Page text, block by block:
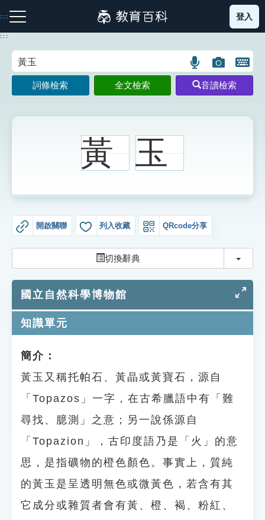
到
主
:::
注音索引圖示 筆畫索引圖示 部首索引表圖示
生字詞彙表
知識索引
單字索引
遊戲專區
教學應用
貓頭鷹博士
登入
:::
語
言
搜
圖
片
搜
開
鍵
圖
詞條檢索 全文檢索 音讀檢索
黃 玉
開啟關聯 列入收藏 QRcode分享
切換辭典 切換
國立自然科學博物館
知識單元
簡介：
黃玉又稱托帕石、黃晶或黃寶石，源自
「Topazos」一字，在古希臘語中有「難
尋找、臆測」之意；另一說係源自
「Topazion」，古印度語乃是「火」的意
思，是指礦物的橙色顏色。事實上，質純
的黃玉是呈透明無色或微黃色，若含有其
它成分或雜質者會有黃、橙、褐、粉紅、